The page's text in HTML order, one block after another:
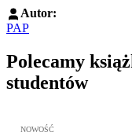
Autor:
PAP
Polecamy
studentów
Przejdź do:
NOWOŚĆ